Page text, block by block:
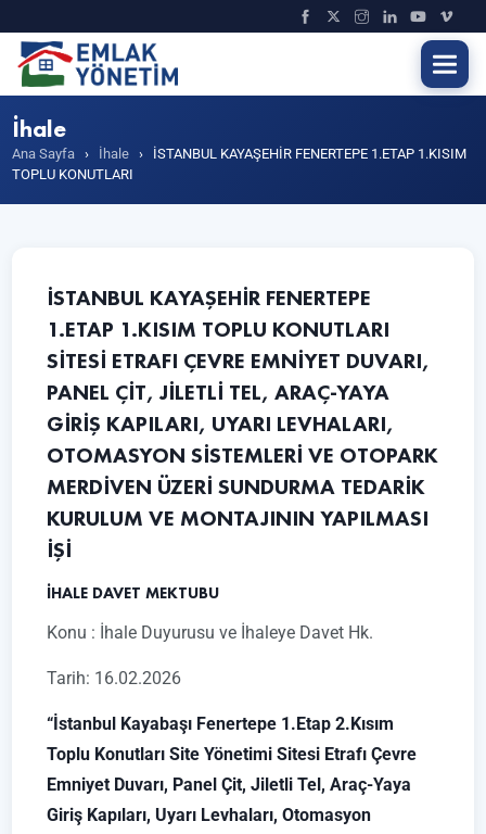
İhale
Ana Sayfa › İhale ›
İSTANBUL KAYAŞEHİR FENERTEPE 1.ETAP 1.KISIM
TOPLU KONUTLARI
İSTANBUL KAYAŞEHİR FENERTEPE
1.ETAP 1.KISIM TOPLU KONUTLARI
SİTESİ ETRAFI ÇEVRE EMNİYET DUVARI,
PANEL ÇİT, JİLETLİ TEL, ARAÇ-YAYA
GİRİŞ KAPILARI, UYARI LEVHALARI,
OTOMASYON SİSTEMLERİ VE OTOPARK
MERDİVEN ÜZERİ SUNDURMA TEDARİK
KURULUM VE MONTAJININ YAPILMASI
İŞİ
İHALE DAVET MEKTUBU
Konu : İhale Duyurusu ve İhaleye Davet Hk.
Tarih: 16.02.2026
“İstanbul Kayabaşı Fenertepe 1.Etap 2.Kısım
Toplu Konutları Site Yönetimi Sitesi Etrafı Çevre
Emniyet Duvarı, Panel Çit, Jiletli Tel, Araç-Yaya
Giriş Kapıları, Uyarı Levhaları, Otomasyon